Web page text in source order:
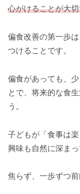
心がけることが大
偏食改善の第一歩
つけることです。
偏食があっても、
とで、将来的な食
う。
子どもが「食事は
興味も自然に深まっ
焦らず、一歩ずつ